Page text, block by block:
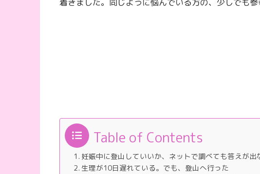
Table of Contents
妊娠中に登山していいか、ネットで調べても答えが出
生理が10日遅れている。でも、登山へ行った